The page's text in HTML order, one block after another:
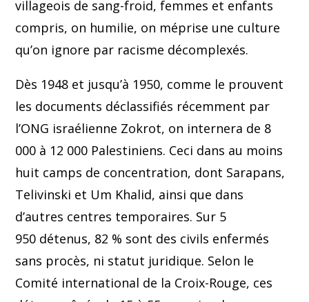
villageois de sang-froid, femmes et enfants
compris, on humilie, on méprise une culture
qu’on ignore par racisme décomplexés.
Dès 1948 et jusqu’à 1950, comme le prouvent
les documents déclassifiés récemment par
l’ONG israélienne Zokrot, on internera de 8
000 à 12 000 Palestiniens. Ceci dans au moins
huit camps de concentration, dont Sarapans,
Telivinski et Um Khalid, ainsi que dans
d’autres centres temporaires. Sur 5
950 détenus, 82 % sont des civils enfermés
sans procès, ni statut juridique. Selon le
Comité international de la Croix-Rouge, ces